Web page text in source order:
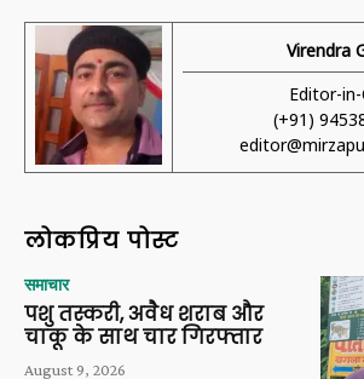
Virendra
Editor-
(+91)
लोकप्रिय पोस्ट
समाचार
पशु तस्करी, अवैध शराब और
चाकू के साथ चार गिरफ्तार
August 9, 2026